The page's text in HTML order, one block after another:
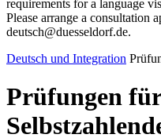
requirements for a language
Please arrange a consultation
deutsch@duesseldorf.de.
Deutsch und Integration
Prüfungen für